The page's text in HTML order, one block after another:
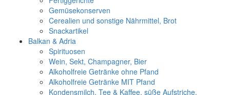
Gemüsekonserven
Cerealien und sonstige Nährmittel, Brot
Snackartikel
Balkan & Adria
Spirituosen
Wein, Sekt, Champagner, Bier
Alkoholfreie Getränke ohne Pfand
Alkoholfreie Getränke MIT Pfand
Kondensmilch, Tee & Kaffee, süße Aufstriche,